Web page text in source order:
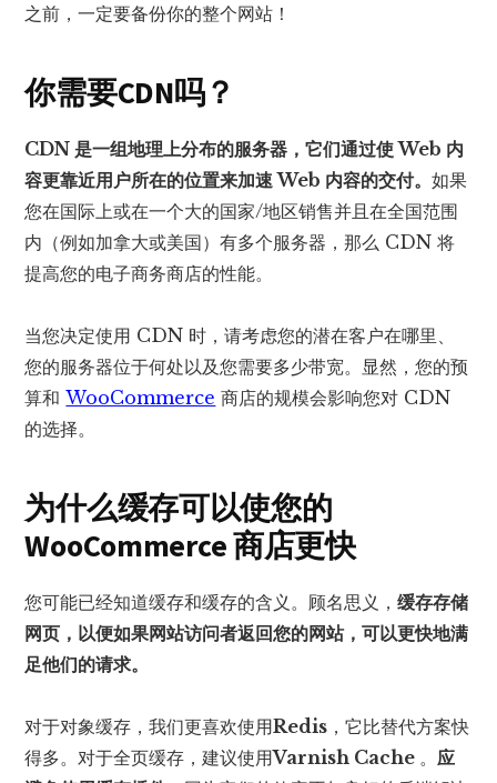
之前，一定要备份你的整个网站！
你需要CDN吗？
CDN 是一组地理上分布的服务器，它们通过使 Web 内
容更靠近用户所在的位置来加速 Web 内容的交付。如果
您在国际上或在一个大的国家/地区销售并且在全国范围
内（例如加拿大或美国）有多个服务器，那么 CDN 将
提高您的电子商务商店的性能。
当您决定使用 CDN 时，请考虑您的潜在客户在哪里、
您的服务器位于何处以及您需要多少带宽。显然，您的预
算和WooCommerce 商店的规模会影响您对 CDN
的选择。
为什么缓存可以使您的
WooCommerce 商店更快
您可能已经知道缓存和缓存的含义。顾名思义，缓存存储
网页，以便如果网站访问者返回您的网站，可以更快地满
足他们的请求。
对于对象缓存，我们更喜欢使用Redis ，它比替代方案快
得多。对于全页缓存，建议使用Varnish Cache 。 应